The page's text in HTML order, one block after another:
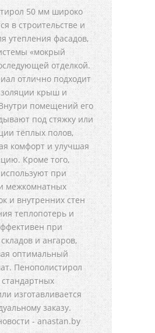
50 мм широко
в строительстве и
утепления фасадов,
«мокрый
отделкой.
отлично подходит
крыш и
помещений его
под стяжку или
тёплых полов,
комфорт и улучшая
Кроме того,
при
межкомнатных
и внутренних стен
теплопотерь и
при
и ангаров,
оптимальный
Пенополистирол
изготавливается
заказу.
- anastan.by